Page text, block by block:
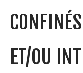
ET/OU